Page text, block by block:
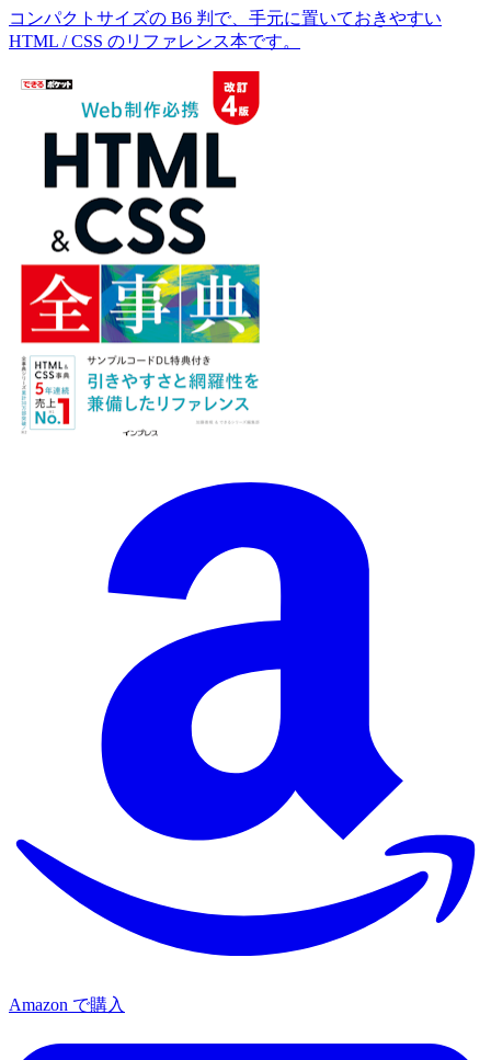
コンパクトサイズの B6 判で、手元に置いておきやすい
HTML / CSS のリファレンス本です。
Amazon で購入